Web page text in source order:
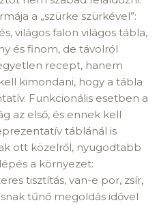
a „szürke szürkével”:
világos falon világos tábla,
és finom, de távolról
recept, hanem
kimondani, hogy a tábla
Funkcionális esetben a
az első, és ennek kell
táblánál is
ott közelről, nyugodtabb
a környezet:
tisztítás, van-e por, zsír,
tűnő megoldás idővel